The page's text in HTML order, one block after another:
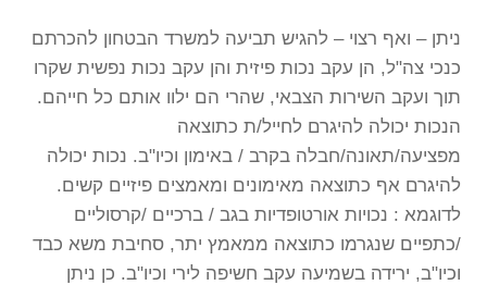
ניתן – ואף רצוי – להגיש תביעה למשרד הבטחון להכרתם
כנכי צה"ל, הן עקב נכות פיזית והן עקב נכות נפשית שקרו
תוך ועקב השירות הצבאי, שהרי הם ילוו אותם כל חייהם.
הנכות יכולה להיגרם לחייל/ת כתוצאה
מפציעה/תאונה/חבלה בקרב / באימון וכיו"ב. נכות יכולה
להיגרם אף כתוצאה מאימונים ומאמצים פיזיים קשים.
לדוגמא : נכויות אורטופדיות בגב / ברכיים /קרסוליים
/כתפיים שנגרמו כתוצאה ממאמץ יתר, סחיבת משא כבד
וכיו"ב, ירידה בשמיעה עקב חשיפה לירי וכיו"ב. כן ניתן